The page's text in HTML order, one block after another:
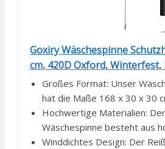
Goxiry Wäschespinne
cm, 420D Oxford, Winterfest,
Großes Format: Unser
hat die Maße 168 x 30 x 30
Hochwertige Materialien:
Wäschespinne besteht aus
Winddichtes Design: Der